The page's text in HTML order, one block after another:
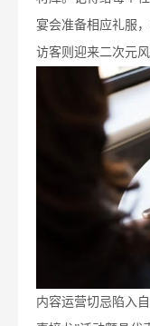
宴会准备相应礼服
访客则迎来二次元
内容运营切忌陷入